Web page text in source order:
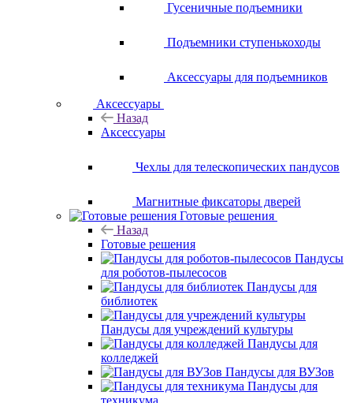
Гусеничные подъемники
Подъемники ступенькоходы
Аксессуары для подъемников
Аксессуары
Назад
Аксессуары
Чехлы для телескопических пандусов
Магнитные фиксаторы дверей
Готовые решения
Назад
Готовые решения
Пандусы
для роботов-пылесосов
Пандусы для
библиотек
Пандусы для учреждений культуры
Пандусы для
колледжей
Пандусы для ВУЗов
Пандусы для
техникума